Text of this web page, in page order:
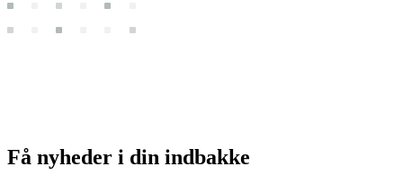
Få nyheder i din indbakke